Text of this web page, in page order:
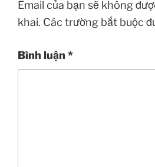
Email của bạn sẽ không
khai. Các trường bắt buộc
Bình luận *